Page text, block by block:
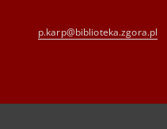
p.karp@biblioteka.zgora.pl